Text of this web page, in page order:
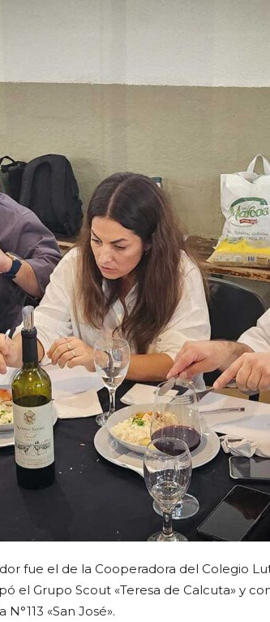
fue el de la Cooperadora del Colegio
el Grupo Scout «Teresa de Calcuta» y
«San José».